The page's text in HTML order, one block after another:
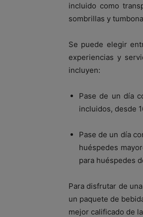
incluido como
sombrillas y
Se puede elegir
experiencias y
incluyen:
Pase de un día
incluidos, desde
Pase de un día
huéspedes
para huéspedes
Para disfrutar de
un paquete de
mejor calificado de